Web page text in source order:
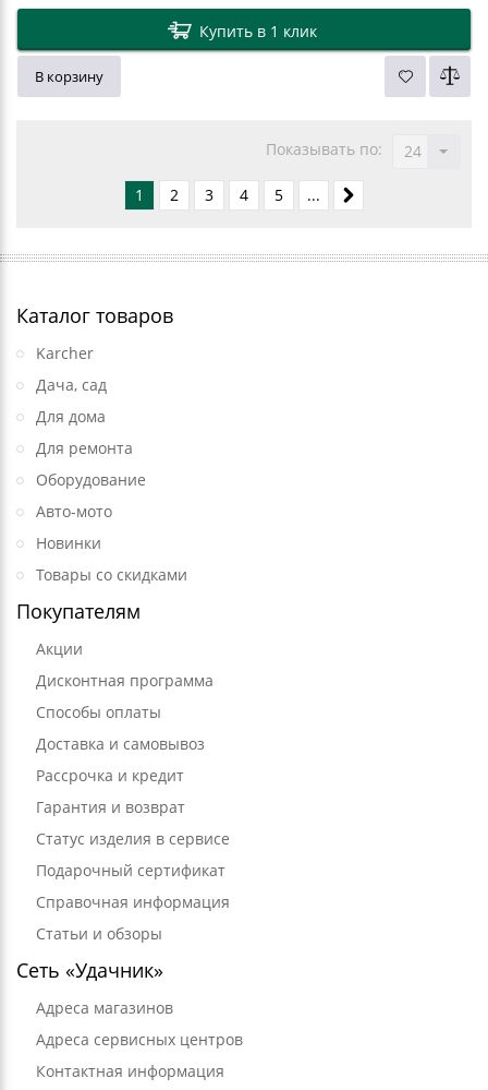
Купить в 1 клик
В корзину
Показывать по: 24
1 2 3 4 5 ...
Каталог товаров
Karcher
Дача, сад
Для дома
Для ремонта
Оборудование
Авто-мото
Новинки
Товары со скидками
Покупателям
Акции
Дисконтная программа
Способы оплаты
Доставка и самовывоз
Рассрочка и кредит
Гарантия и возврат
Статус изделия в сервисе
Подарочный сертификат
Справочная информация
Статьи и обзоры
Сеть «Удачник»
Адреса магазинов
Адреса сервисных центров
Контактная информация